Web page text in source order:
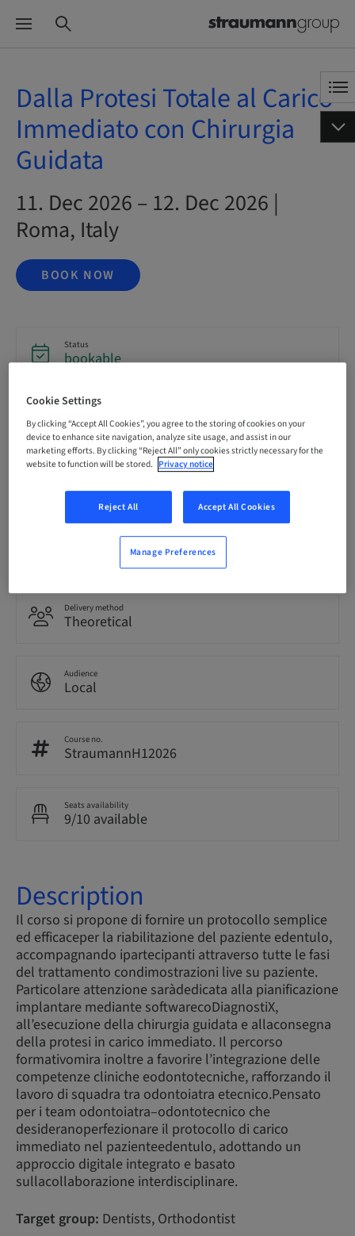
Dalla Protesi Totale al Carico
Immediato con Chirurgia
Guidata
11. Dec 2026 – 12. Dec 2026 |
Roma, Italy
BOOK NOW
Status
bookable
Registration deadline
12. Dec 2026 (UTC+1)
Italian
Delivery method
Theoretical
Audience
Local
Course no.
StraumannH12026
Seats availability
9/10 available
Description
Il corso si propone di fornire un protocollo semplice
ed efficaceper la riabilitazione del paziente edentulo,
accompagnando ipartecipanti attraverso tutte le fasi
del trattamento condimostrazioni live su paziente.
Particolare attenzione saràdedicata alla pianificazione
implantare mediante softwarecoDiagnostiX,
all’esecuzione della chirurgia guidata e allaconsegna
della protesi in carico immediato. Il percorso
formativomira inoltre a favorire l’integrazione delle
competenze cliniche eodontotecniche, rafforzando il
lavoro di squadra tra odontoiatra etecnico.Pensato
per i team odontoiatra–odontotecnico che
desideranoperfezionare il protocollo di carico
immediato nel pazienteedentulo, adottando un
approccio digitale integrato e basato
sullacollaborazione interdisciplinare.
Target group: Dentists, Orthodontist
Cookie Settings
By clicking “Accept All Cookies”, you agree to the storing of cookies on your
device to enhance site navigation, analyze site usage, and assist in our
marketing efforts. By clicking “Reject All” only cookies strictly necessary for the
website to function will be stored. Privacy notice
Reject All Accept All Cookies
Manage Preferences